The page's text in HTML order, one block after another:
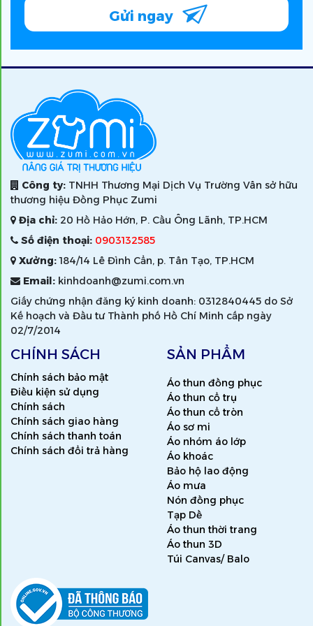
Gửi ngay
Công ty: TNHH Thương Mại Dịch Vụ Trường Vân sở hữu
thương hiệu Đồng Phục Zumi
Địa chỉ: 20 Hồ Hảo Hớn, P. Cầu Ông Lãnh, TP.HCM
Số điện thoại: 0903132585
Xưởng:184/14 Lê Đình Cẩn, p. Tân Tạo, TP.HCM
Email: kinhdoanh@zumi.com.vn
Giấy chứng nhận đăng ký kinh doanh: 0312840445 do Sở
Kế hoạch và Đầu tư Thành phố Hồ Chí Minh cấp ngày
02/7/2014
CHÍNH SÁCH
Chính sách bảo mật
Điều kiện sử dụng
Chính sách
Chính sách giao hàng
Chính sách thanh toán
Chính sách đổi trả hàng
SẢN PHẨM
Áo thun đồng phục
Áo thun cổ trụ
Áo thun cổ tròn
Áo sơ mi
Áo nhóm áo lớp
Áo khoác
Bảo hộ lao động
Áo mưa
Nón đồng phục
Tạp Dề
Áo thun thời trang
Áo thun 3D
Túi Canvas/ Balo